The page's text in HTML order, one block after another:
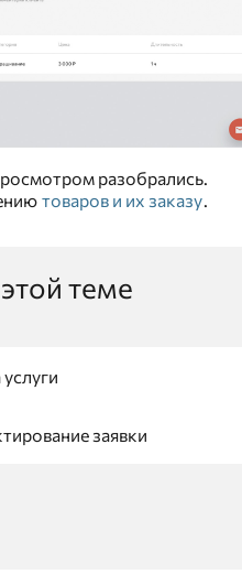
разобрались.
товаров и их заказу
теме
заявки